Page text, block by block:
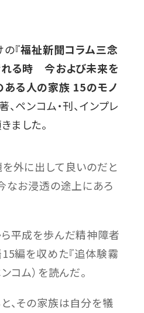
『福祉新聞コラム三念
る時 今および未来を
る人の家族 15のモノ
、ペンコム・刊、インプレ
ました。
外に出して良いのだと
なお浸透の途上にあろ
平成を歩んだ精神障者
編を収めた『追体験霧
コム）を読んだ。
、その家族は自分を犠